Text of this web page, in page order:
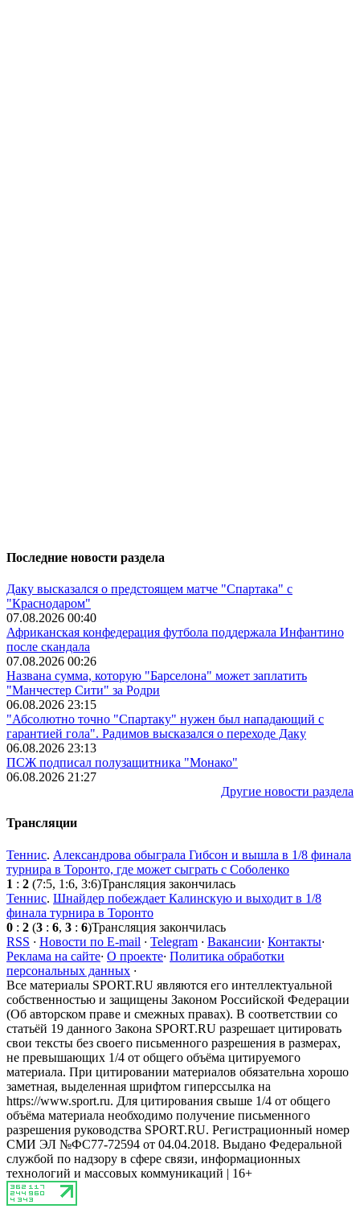
Последние новости раздела
Даку высказался о предстоящем матче "Спартака" с
"Краснодаром"
07.08.2026 00:40
Африканская конфедерация футбола поддержала Инфантино
после скандала
07.08.2026 00:26
Названа сумма, которую "Барселона" может заплатить
"Манчестер Сити" за Родри
06.08.2026 23:15
"Абсолютно точно "Спартаку" нужен был нападающий с
гарантией гола". Радимов высказался о переходе Даку
06.08.2026 23:13
ПСЖ подписал полузащитника "Монако"
06.08.2026 21:27
Другие новости раздела
Трансляции
Теннис. Александрова обыграла Гибсон и вышла в 1/8 финала
турнира в Торонто, где может сыграть с Соболенко
1 : 2 (7:5, 1:6, 3:6)Трансляция закончилась
Теннис. Шнайдер побеждает Калинскую и выходит в 1/8
финала турнира в Торонто
0 : 2 (3 : 6, 3 : 6)Трансляция закончилась
RSS · Новости по E-mail · Telegram · Вакансии· Контакты·
Реклама на сайте· О проекте· Политика обработки
персональных данных ·
Все материалы SPORT.RU являются его интеллектуальной
собственностью и защищены Законом Российской Федерации
(Об авторском праве и смежных правах). В соответствии со
статьёй 19 данного Закона SPORT.RU разрешает цитировать
свои тексты без своего письменного разрешения в размерах,
не превышающих 1/4 от общего объёма цитируемого
материала. При цитировании материалов обязательна хорошо
заметная, выделенная шрифтом гиперссылка на
https://www.sport.ru. Для цитирования свыше 1/4 от общего
объёма материала необходимо получение письменного
разрешения руководства SPORT.RU. Регистрационный номер
СМИ ЭЛ №ФС77-72594 от 04.04.2018. Выдано Федеральной
службой по надзору в сфере связи, информационных
технологий и массовых коммуникаций | 16+